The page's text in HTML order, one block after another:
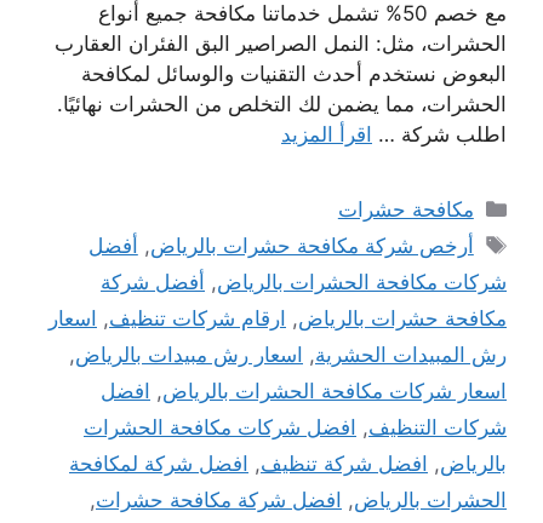
مع خصم 50% تشمل خدماتنا مكافحة جميع أنواع
الحشرات، مثل: النمل الصراصير البق الفئران العقارب
البعوض نستخدم أحدث التقنيات والوسائل لمكافحة
الحشرات، مما يضمن لك التخلص من الحشرات نهائيًا.
اطلب شركة … اقرأ المزيد
التصنيفات
مكافحة حشرات
الوسوم
أرخص شركة مكافحة حشرات بالرياض, أفضل
شركات مكافحة الحشرات بالرياض, أفضل شركة
مكافحة حشرات بالرياض, ارقام شركات تنظيف, اسعار
رش المبيدات الحشرية, اسعار رش مبيدات بالرياض,
اسعار شركات مكافحة الحشرات بالرياض, افضل
شركات التنظيف, افضل شركات مكافحة الحشرات
بالرياض, افضل شركة تنظيف, افضل شركة لمكافحة
الحشرات بالرياض, افضل شركة مكافحة حشرات,